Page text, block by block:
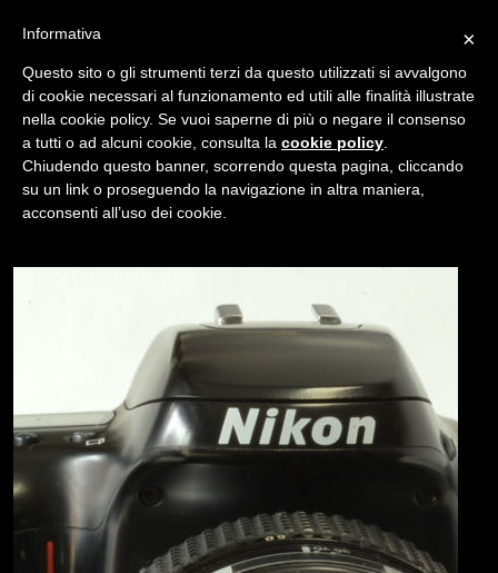
/ USATO NIKON F 50
NAVIGAZIONE
×
Informativa
Questo sito o gli strumenti terzi da questo utilizzati si avvalgono
di cookie necessari al funzionamento ed utili alle finalità illustrate
nella cookie policy. Se vuoi saperne di più o negare il consenso
a tutti o ad alcuni cookie, consulta la cookie policy
Chiudendo questo banner, scorrendo questa pagina, cliccando
su un link o proseguendo la navigazione in altra maniera,
acconsenti all’uso dei cookie.